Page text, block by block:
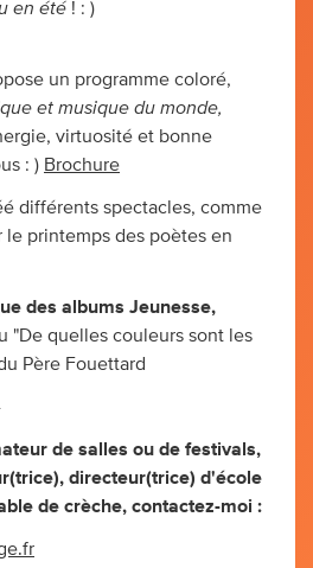
en été ! : )
un programme coloré,
et musique du monde,
virtuosité et bonne
: ) Brochure
différents spectacles, comme
le printemps des poètes en
des albums Jeunesse,
"De quelles couleurs sont les
Père Fouettard
de salles ou de festivals,
directeur(trice) d'école
de crèche, contactez-moi :